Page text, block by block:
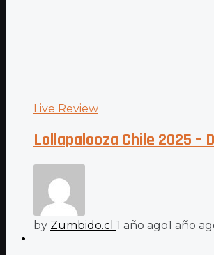
Live Review
Lollapalooza Chile 2025 –
by Zumbido.cl 1 año ago1 año